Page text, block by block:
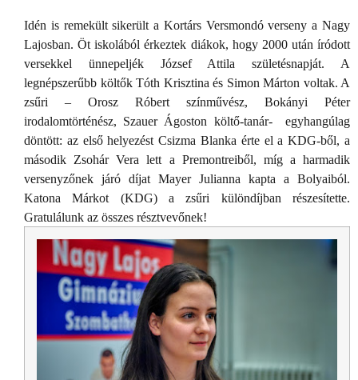
Idén is remekült sikerült a Kortárs Versmondó verseny a Nagy
Lajosban. Öt iskolából érkeztek diákok, hogy 2000 után íródott
versekkel ünnepeljék József Attila születésnapját. A
legnépszerűbb költők Tóth Krisztina és Simon Márton voltak. A
zsűri – Orosz Róbert színművész, Bokányi Péter
irodalomtörténész, Szauer Ágoston költő-tanár-
egyhangúlag
döntött: az első helyezést Csizma Blanka érte el a KDG-ből, a
második Zsohár Vera lett a Premontreiből, míg a harmadik
versenyzőnek járó díjat Mayer Julianna kapta a Bolyaiból.
Katona Márkot (KDG) a zsűri különdíjban részesítette.
Gratulálunk az összes résztvevőnek!